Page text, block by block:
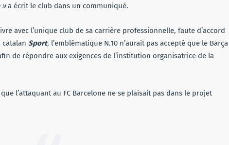
»a écrit le club dans un communiqué.
avec l’unique club de sa carrière professionnelle, faute d’accord
catalan Sport, l’emblématique N.10 n’aurait pas accepté que le Barça
de répondre aux exigences de l’institution organisatrice de la
l’attaquant au FC Barcelone ne se plaisait pas dans le projet